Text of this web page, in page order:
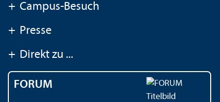
+ Campus-Besuch
+ Presse
+ Direkt zu ...
FORUM